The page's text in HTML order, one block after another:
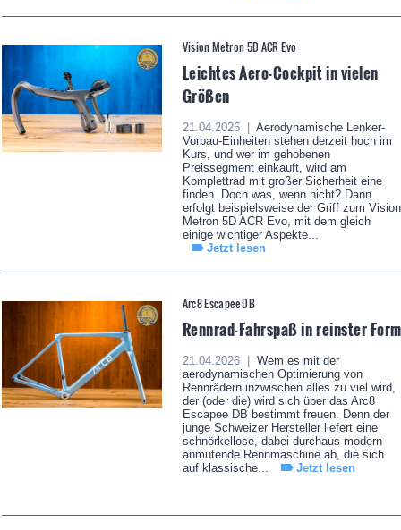
Vision Metron 5D ACR Evo
Leichtes Aero-Cockpit in vielen
Größen
21.04.2026 |
Aerodynamische Lenker-
Vorbau-Einheiten stehen derzeit hoch im
Kurs, und wer im gehobenen
Preissegment einkauft, wird am
Komplettrad mit großer Sicherheit eine
finden. Doch was, wenn nicht? Dann
erfolgt beispielsweise der Griff zum Vision
Metron 5D ACR Evo, mit dem gleich
einige wichtiger Aspekte...
Jetzt lesen
Arc8 Escapee DB
Rennrad-Fahrspaß in reinster Form
21.04.2026 |
Wem es mit der
aerodynamischen Optimierung von
Rennrädern inzwischen alles zu viel wird,
der (oder die) wird sich über das Arc8
Escapee DB bestimmt freuen. Denn der
junge Schweizer Hersteller liefert eine
schnörkellose, dabei durchaus modern
anmutende Rennmaschine ab, die sich
auf klassische...
Jetzt lesen